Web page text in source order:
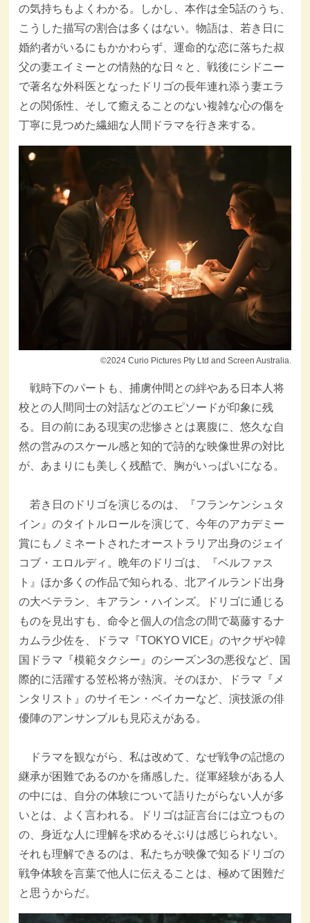
の気持ちもよくわかる。しかし、本作は全5話のうち、
こうした描写の割合は多くはない。物語は、若き日に
婚約者がいるにもかかわらず、運命的な恋に落ちた叔
父の妻エイミーとの情熱的な日々と、戦後にシドニー
で著名な外科医となったドリゴの長年連れ添う妻エラ
との関係性、そして癒えることのない複雑な心の傷を
丁寧に見つめた繊細な人間ドラマを行き来する。
©2024 Curio Pictures Pty Ltd and Screen Australia.
戦時下のパートも、捕虜仲間との絆やある日本人将
校との人間同士の対話などのエピソードが印象に残
る。目の前にある現実の悲惨さとは裏腹に、悠久な自
然の営みのスケール感と知的で詩的な映像世界の対比
が、あまりにも美しく残酷で、胸がいっぱいになる。
若き日のドリゴを演じるのは、『フランケンシュタ
イン』のタイトルロールを演じて、今年のアカデミー
賞にもノミネートされたオーストラリア出身のジェイ
コブ・エロルディ。晩年のドリゴは、『ベルファス
ト』ほか多くの作品で知られる、北アイルランド出身
の大ベテラン、キアラン・ハインズ。ドリゴに通じる
ものを見出すも、命令と個人の信念の間で葛藤するナ
カムラ少佐を、ドラマ『TOKYO VICE』のヤクザや韓
国ドラマ『模範タクシー』のシーズン3の悪役など、国
際的に活躍する笠松将が熱演。そのほか、ドラマ『メ
ンタリスト』のサイモン・ベイカーなど、演技派の俳
優陣のアンサンブルも見応えがある。
ドラマを観ながら、私は改めて、なぜ戦争の記憶の
継承が困難であるのかを痛感した。従軍経験がある人
の中には、自分の体験について語りたがらない人が多
いとは、よく言われる。ドリゴは証言台には立つもの
の、身近な人に理解を求めるそぶりは感じられない。
それも理解できるのは、私たちが映像で知るドリゴの
戦争体験を言葉で他人に伝えることは、極めて困難だ
と思うからだ。